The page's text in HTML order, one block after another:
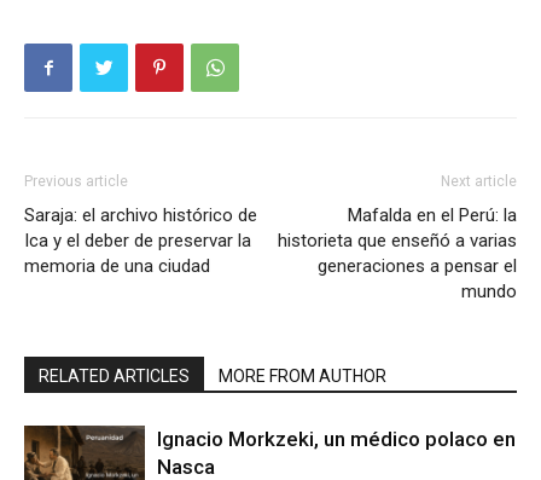
Previous article
Saraja: el archivo histórico de
Ica y el deber de preservar la
memoria de una ciudad
Next article
Mafalda en el Perú: la
historieta que enseñó a varias
generaciones a pensar el
mundo
RELATED ARTICLES MORE FROM AUTHOR
Ignacio Morkzeki, un médico polaco en
Nasca